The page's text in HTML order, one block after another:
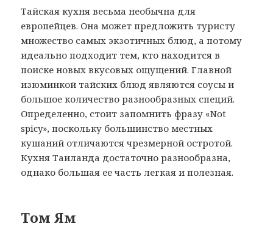
Тайская кухня весьма необычна для
европейцев. Она может предложить туристу
множество самых экзотичных блюд, а потому
идеально подходит тем, кто находится в
поиске новых вкусовых ощущений. Главной
изюминкой тайских блюд являются соусы и
большое количество разнообразных специй.
Определенно, стоит запомнить фразу «Not
spicy», поскольку большинство местных
кушаний отличаются чрезмерной остротой.
Кухня Таиланда достаточно разнообразна,
однако большая ее часть легкая и полезная.
Том Ям